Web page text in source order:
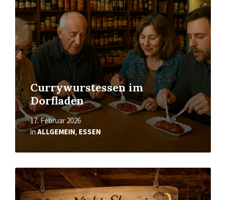
Currywurstessen im
Dorfladen
17. Februar 2026
inALLGEMEIN, ESSEN
Mehr
erfahren